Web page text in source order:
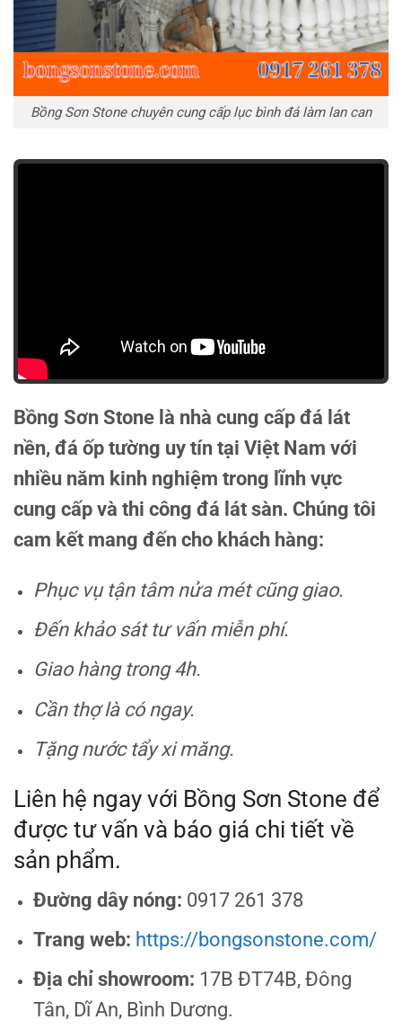
Bồng Sơn Stone chuyên cung cấp lục bình đá làm lan can
Bồng Sơn Stone là nhà cung cấp đá lát
nền, đá ốp tường uy tín tại Việt Nam với
nhiều năm kinh nghiệm trong lĩnh vực
cung cấp và thi công đá lát sàn. Chúng tôi
cam kết mang đến cho khách hàng:
Phục vụ tận tâm nửa mét cũng giao.
Đến khảo sát tư vấn miễn phí.
Giao hàng trong 4h.
Cần thợ là có ngay.
Tặng nước tẩy xi măng.
Liên hệ ngay với Bồng Sơn Stone để
được tư vấn và báo giá chi tiết về
sản phẩm.
Đường dây nóng: 0917 261 378
Trang web: https://bongsonstone.com/
Địa chỉ showroom: 17B ĐT74B, Đông
Tân, Dĩ An, Bình Dương.